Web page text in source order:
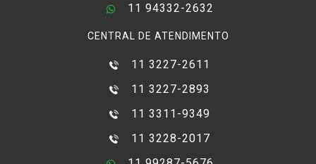
11 94332-2632
CENTRAL DE ATENDIMENTO
11 3227-2611
11 3227-2893
11 3311-9349
11 3228-2017